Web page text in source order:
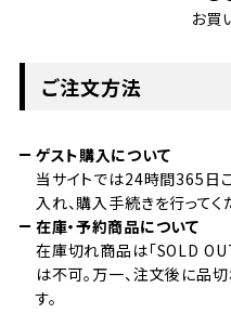
お買
ご注文方法
ゲスト購入について
当サイトでは24時間365日
入れ、購入手続きを行ってく
在庫・予約商品について
在庫切れ商品は「SOLD
は不可。万一、注文後に品
す。